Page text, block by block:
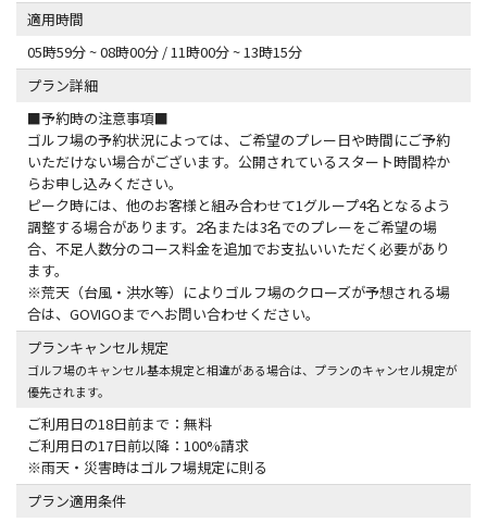
適用時間
05時59分 ~ 08時00分 / 11時00分 ~ 13時15分
プラン詳細
■予約時の注意事項■
ゴルフ場の予約状況によっては、ご希望のプレー日や時間にご予約
いただけない場合がございます。公開されているスタート時間枠か
らお申し込みください。
ピーク時には、他のお客様と組み合わせて1グループ4名となるよう
調整する場合があります。2名または3名でのプレーをご希望の場
合、不足人数分のコース料金を追加でお支払いいただく必要があり
ます。
※荒天（台風・洪水等）によりゴルフ場のクローズが予想される場
合は、GOVIGOまでへお問い合わせください。
プランキャンセル規定
ゴルフ場のキャンセル基本規定と相違がある場合は、プランのキャンセル規定が
優先されます。
ご利用日の18日前まで：無料
ご利用日の17日前以降：100%請求
※雨天・災害時はゴルフ場規定に則る
プラン適用条件